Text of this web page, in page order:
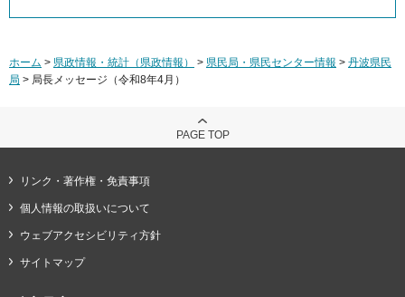
ホーム > 県政情報・統計（県政情報） > 県民局・県民センター情報 > 丹波県民
局 > 局長メッセージ（令和8年4月）
PAGE TOP
リンク・著作権・免責事項
個人情報の取扱いについて
ウェブアクセシビリティ方針
サイトマップ